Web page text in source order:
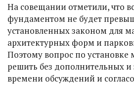
На совещании отметили, что
фундаментом не будет
установленных законом для
архитектурных форм и
Поэтому вопрос по установке
решить без дополнительных
времени обсуждений и